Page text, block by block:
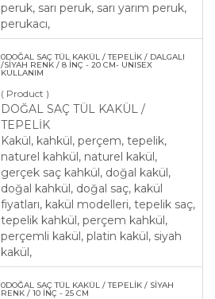
peruk, sarı peruk, sarı yarım peruk,
perukacı,
0DOĞAL SAÇ TÜL KAKÜL / TEPELİK / DALGALI
/SİYAH RENK / 8 İNÇ - 20 CM- UNISEX
KULLANIM
( Product )
DOĞAL SAÇ TÜL KAKÜL /
TEPELİK
Kakül, kahkül, perçem, tepelik,
naturel kahkül, naturel kakül,
gerçek saç kahkül, doğal kakül,
doğal kahkül, doğal saç, kakül
fiyatları, kakül modelleri, tepelik saç,
tepelik kahkül, perçem kahkül,
perçemli kakül, platin kakül, siyah
kakül,
​0DOĞAL SAÇ TÜL KAKÜL / TEPELİK / SİYAH
RENK / 10 İNÇ - 25 CM